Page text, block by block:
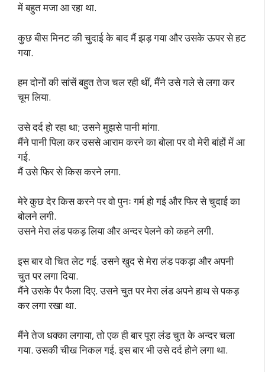
में बहुत मजा आ रहा था.
कुछ बीस मिनट की चुदाई के बाद मैं झड़ गया और उसके ऊपर से हट
गया.
हम दोनों की सांसें बहुत तेज चल रही थीं, मैंने उसे गले से लगा कर
चूम लिया.
उसे दर्द हो रहा था; उसने मुझसे पानी मांगा.
मैंने पानी पिला कर उससे आराम करने का बोला पर वो मेरी बांहों में आ
गई.
मैं उसे फिर से किस करने लगा.
मेरे कुछ देर किस करने पर वो पुनः गर्म हो गई और फिर से चुदाई का
बोलने लगी.
उसने मेरा लंड पकड़ लिया और अन्दर पेलने को कहने लगी.
इस बार वो चित लेट गई. उसने खुद से मेरा लंड पकड़ा और अपनी
चुत पर लगा दिया.
मैंने उसके पैर फैला दिए. उसने चुत पर मेरा लंड अपने हाथ से पकड़
कर लगा रखा था.
मैंने तेज धक्का लगाया, तो एक ही बार पूरा लंड चुत के अन्दर चला
गया. उसकी चीख निकल गई. इस बार भी उसे दर्द होने लगा था.